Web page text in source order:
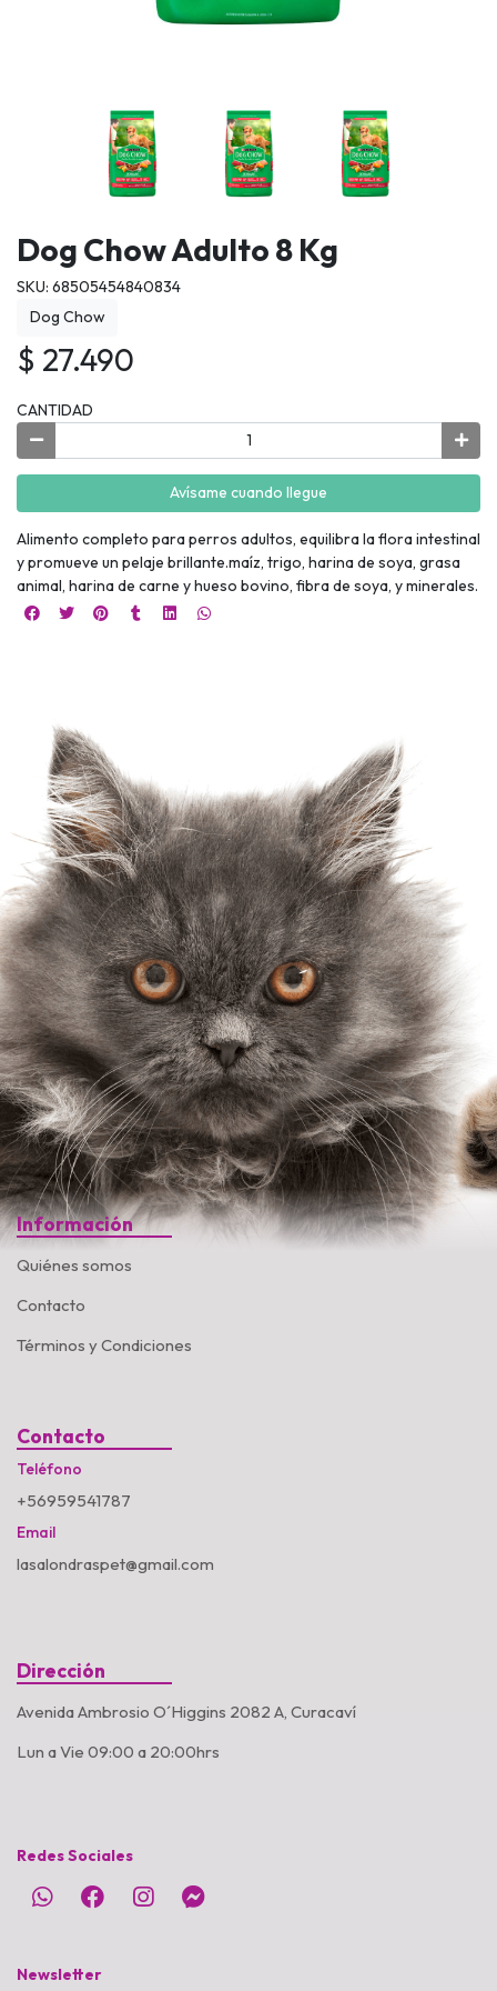
Dog Chow Adulto 8 Kg
SKU: 68505454840834
Dog Chow
$ 27.490
CANTIDAD
Avísame cuando llegue
Alimento completo para perros adultos, equilibra la flora intestinal
y promueve un pelaje brillante.maíz, trigo, harina de soya, grasa
animal, harina de carne y hueso bovino, fibra de soya, y minerales.
Información
Quiénes somos
Contacto
Términos y Condiciones
Contacto
Teléfono
+56959541787
Email
lasalondraspet@gmail.com
Dirección
Avenida Ambrosio O´Higgins 2082 A, Curacaví
Lun a Vie 09:00 a 20:00hrs
Redes Sociales
Newsletter